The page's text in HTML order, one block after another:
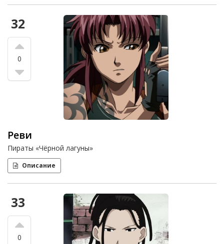
32
0
Реви
Пираты «Чёрной лагуны»
Описание
33
0